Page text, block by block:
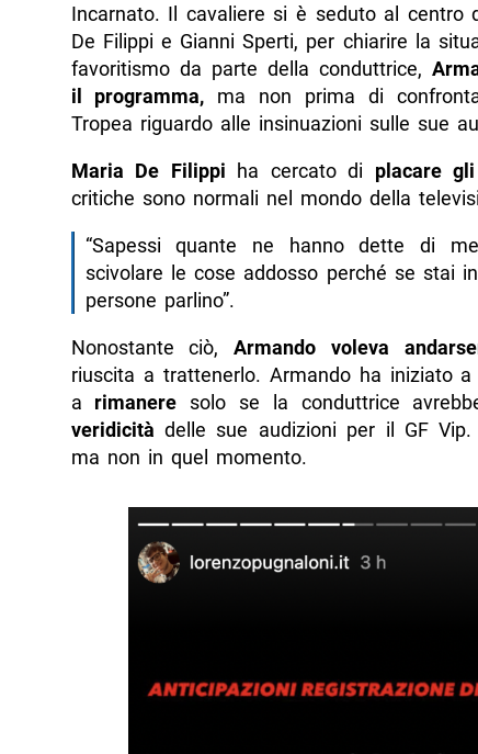
Incarnato. Il cavaliere si è seduto al centro
De Filippi e Gianni Sperti, per chiarire la
favoritismo da parte della conduttrice,
il programma, ma non prima di
Tropea riguardo alle insinuazioni sulle sue
Maria De Filippi ha cercato di placare
critiche sono normali nel mondo della
“Sapessi quante ne hanno dette di
scivolare le cose addosso perché se stai
persone parlino”.
Nonostante ciò,Armando voleva
riuscita a trattenerlo. Armando ha iniziato a
a rimanere solo se la conduttrice
veridicità delle sue audizioni per il GF
ma non in quel momento.